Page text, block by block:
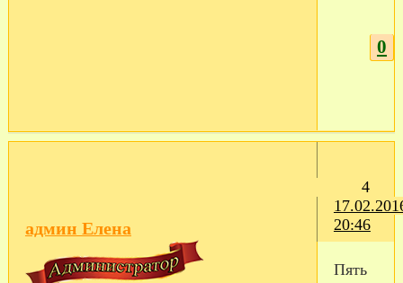
0
4
20:46
админ Елена
Пять